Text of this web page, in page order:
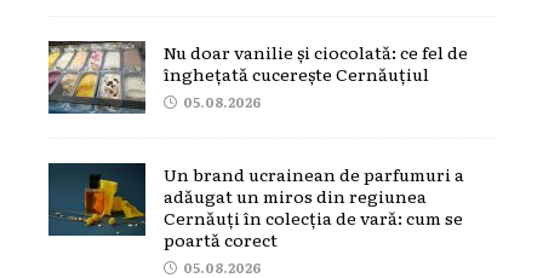
Nu doar vanilie și ciocolată: ce fel de
înghețată cucerește Cernăuțiul
05.08.2026
Un brand ucrainean de parfumuri a
adăugat un miros din regiunea
Cernăuți în colecția de vară: cum se
poartă corect
05.08.2026